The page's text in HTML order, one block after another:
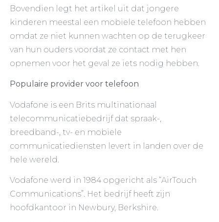
Bovendien legt het artikel uit dat jongere
kinderen meestal een mobiele telefoon hebben
omdat ze niet kunnen wachten op de terugkeer
van hun ouders voordat ze contact met hen
opnemen voor het geval ze iets nodig hebben.
Populaire provider voor telefoon
Vodafone is een Brits multinationaal
telecommunicatiebedrijf dat spraak-,
breedband-, tv- en mobiele
communicatiediensten levert in landen over de
hele wereld.
Vodafone werd in 1984 opgericht als “AirTouch
Communications”. Het bedrijf heeft zijn
hoofdkantoor in Newbury, Berkshire.